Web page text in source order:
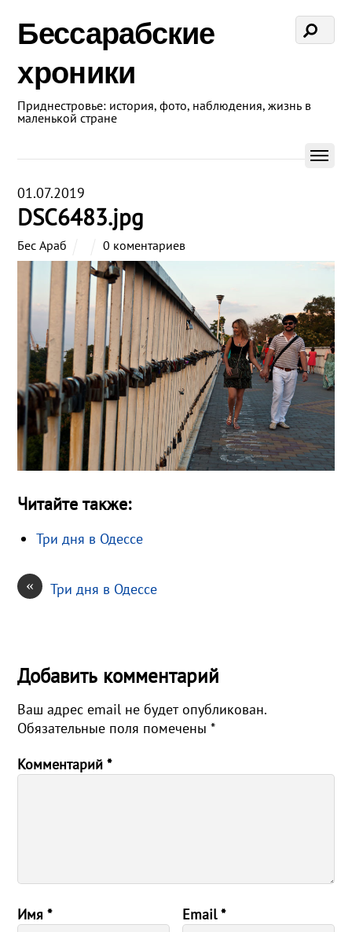
Бессарабские
хроники
Приднестровье: история, фото, наблюдения, жизнь в
маленькой стране
01.07.2019
DSC6483.jpg
Бес Араб 0 коментариев
Читайте также:
Три дня в Одессе
« Три дня в Одессе
Добавить комментарий
Ваш адрес email не будет опубликован.
Обязательные поля помечены*
Комментарий*
Имя* Email*